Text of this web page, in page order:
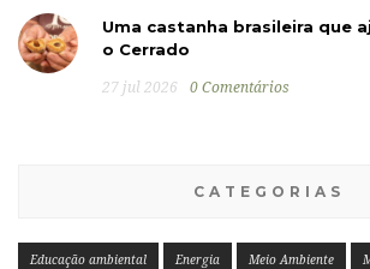
Uma castanha brasileira que
o Cerrado
27 jul 2026 0 Comentários
CATEGORIAS
Educação ambiental Energia Meio Ambiente